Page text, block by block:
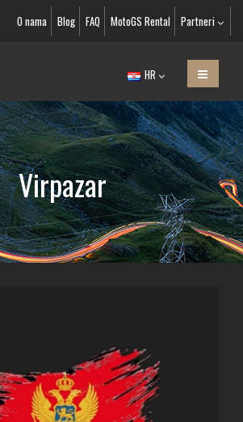
O nama Blog FAQ MotoGS Rental Partneri
HR
Virpazar